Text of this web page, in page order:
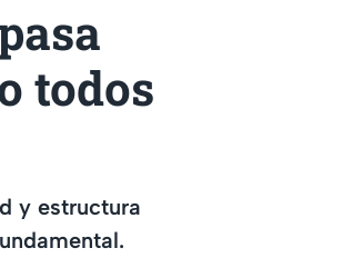
todos
y estructura